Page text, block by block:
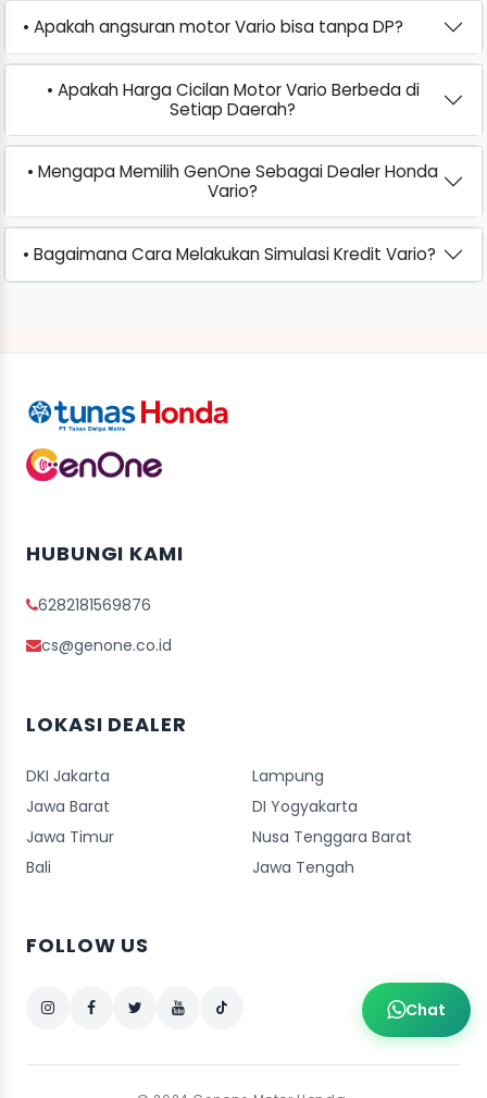
• Apakah angsuran motor Vario bisa tanpa DP?
• Apakah Harga Cicilan Motor Vario Berbeda di
Setiap Daerah?
• Mengapa Memilih GenOne Sebagai Dealer Honda
Vario?
• Bagaimana Cara Melakukan Simulasi Kredit Vario?
HUBUNGI KAMI
6282181569876
cs@genone.co.id
LOKASI DEALER
DKI Jakarta
Lampung
Jawa Barat
DI Yogyakarta
Jawa Timur
Nusa Tenggara Barat
Bali
Jawa Tengah
FOLLOW US
Chat